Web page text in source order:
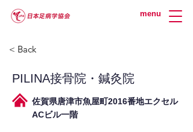
menu
< Back
PILINA接骨院・鍼灸院
佐賀県唐津市魚屋町2016番地エクセル
ACビル一階